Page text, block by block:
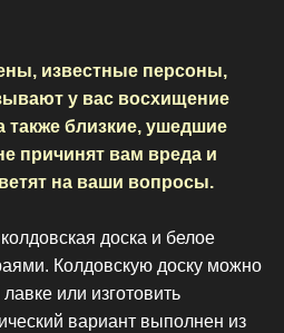
известные персоны,
у вас восхищение
также близкие, ушедшие
причинят вам вреда и
на ваши вопросы.
доска и белое
Колдовскую доску можно
или изготовить
вариант выполнен из